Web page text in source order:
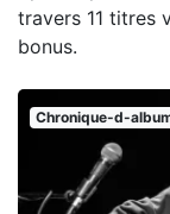
travers 11 titres
bonus.
Chronique-d-